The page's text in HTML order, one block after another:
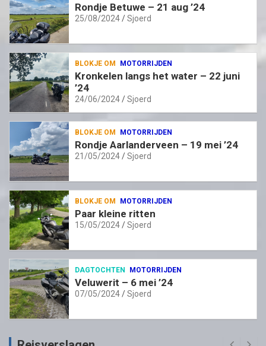
Rondje Betuwe – 21 aug ’24
25/08/2024 Sjoerd
BLOKJE OM MOTORRIJDEN
Kronkelen langs het water – 22 juni
’24
24/06/2024 Sjoerd
BLOKJE OM MOTORRIJDEN
Rondje Aarlanderveen – 19 mei ’24
21/05/2024 Sjoerd
BLOKJE OM MOTORRIJDEN
Paar kleine ritten
15/05/2024 Sjoerd
DAGTOCHTEN MOTORRIJDEN
Veluwerit – 6 mei ’24
07/05/2024 Sjoerd